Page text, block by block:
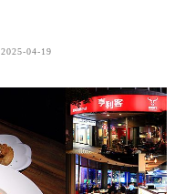
2025-04-19